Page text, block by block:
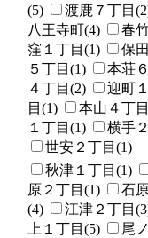
(5)
渡鹿７丁目
八王寺町(4)
春
窪１丁目(1)
保
５丁目(1)
本荘
４丁目(2)
迎町
目(1)
本山４丁
１丁目(1)
横手
世安２丁目(1)
秋津１丁目(1)
原２丁目(1)
石
(4)
江津２丁目
上１丁目(5)
尾